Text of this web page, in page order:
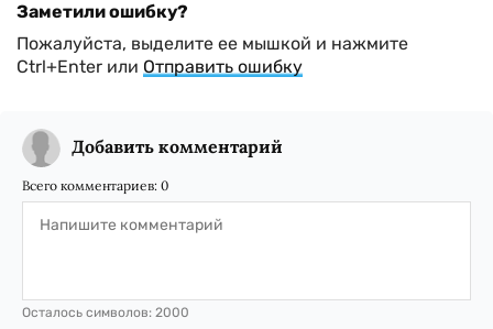
Заметили ошибку?
Пожалуйста, выделите ее мышкой и нажмите
Ctrl+Enter или Отправить ошибку
Добавить комментарий
Всего комментариев: 0
Осталось символов: 2000